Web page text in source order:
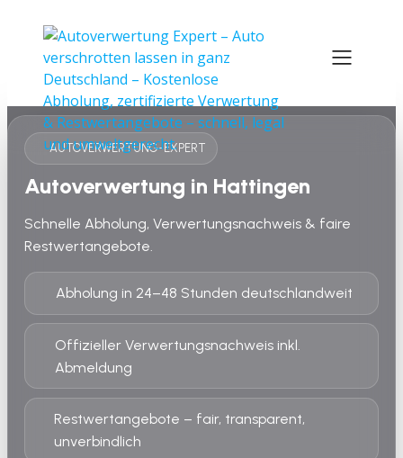
AUTOVERWERTUNG-EXPERT
Autoverwertung in Hattingen
Schnelle Abholung, Verwertungsnachweis & faire
Restwertangebote.
Abholung in 24–48 Stunden deutschlandweit
Offizieller Verwertungsnachweis inkl.
Abmeldung
Restwertangebote – fair, transparent,
unverbindlich